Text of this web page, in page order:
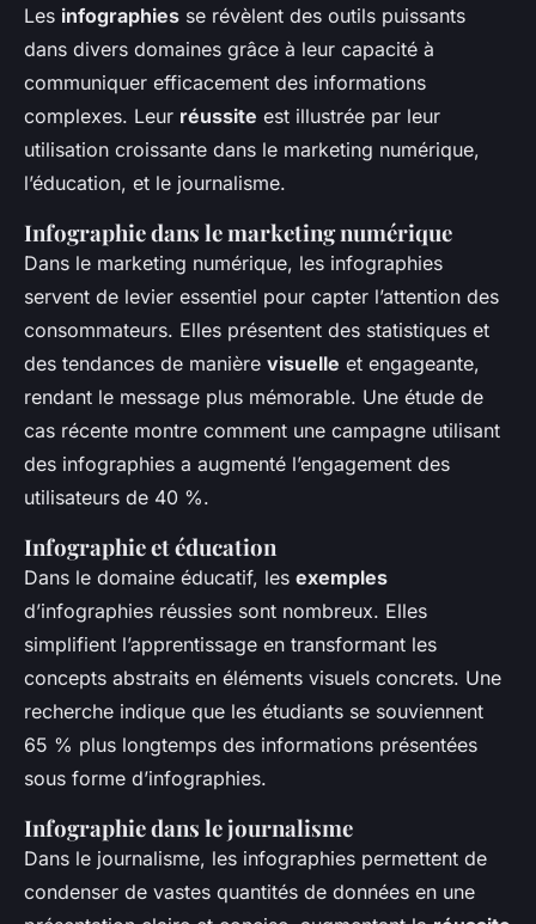
Les infographies se révèlent des outils puissants
dans divers domaines grâce à leur capacité à
communiquer efficacement des informations
complexes. Leur réussite est illustrée par leur
utilisation croissante dans le marketing numérique,
l’éducation, et le journalisme.
Infographie dans le marketing numérique
Dans le marketing numérique, les infographies
servent de levier essentiel pour capter l’attention des
consommateurs. Elles présentent des statistiques et
des tendances de manière visuelle et engageante,
rendant le message plus mémorable. Une étude de
cas récente montre comment une campagne utilisant
des infographies a augmenté l’engagement des
utilisateurs de 40 %.
Infographie et éducation
Dans le domaine éducatif, les exemples
d’infographies réussies sont nombreux. Elles
simplifient l’apprentissage en transformant les
concepts abstraits en éléments visuels concrets. Une
recherche indique que les étudiants se souviennent
65 % plus longtemps des informations présentées
sous forme d’infographies.
Infographie dans le journalisme
Dans le journalisme, les infographies permettent de
condenser de vastes quantités de données en une